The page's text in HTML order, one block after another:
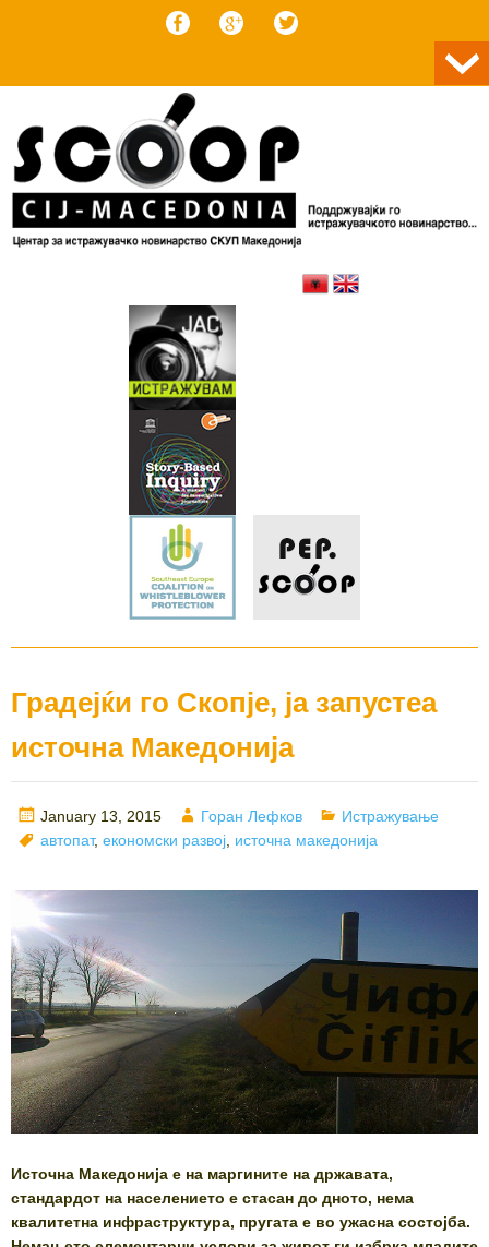
Градејќи го Скопје, ја запустеа
источна Македонија
Posted
on
January 13, 2015 Author
Горан Лефков Categories
Истражување
Tags
автопат, економски развој источна македонија
Источна Македонија е на маргините на државата,
стандардот на населението е стасан до дното, нема
квалитетна инфраструктура, пругата е во ужасна состојба.